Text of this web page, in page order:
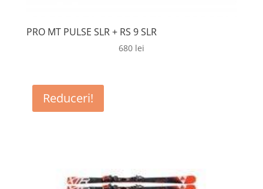
PRO MT PULSE SLR + RS 9 SLR
680 lei
Reduceri!